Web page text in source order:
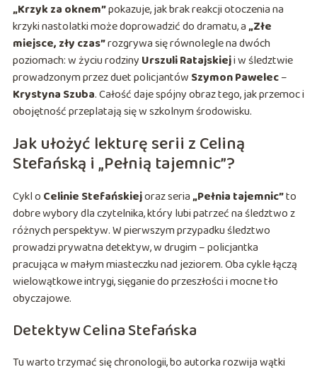
„Krzyk za oknem”pokazuje, jak brak reakcji otoczenia na
krzyki nastolatki może doprowadzić do dramatu, a„Złe
miejsce, zły czas”rozgrywa się równolegle na dwóch
poziomach: w życiu rodziny Urszuli Ratajskieji w śledztwie
prowadzonym przez duet policjantów Szymon Pawelec–
Krystyna Szuba. Całość daje spójny obraz tego, jak przemoc i
obojętność przeplatają się w szkolnym środowisku.
Jak ułożyć lekturę serii z Celiną
Stefańską i „Pełnią tajemnic”?
Cykl o Celinie Stefańskiejoraz seria„Pełnia tajemnic”to
dobre wybory dla czytelnika, który lubi patrzeć na śledztwo z
różnych perspektyw. W pierwszym przypadku śledztwo
prowadzi prywatna detektyw, w drugim – policjantka
pracująca w małym miasteczku nad jeziorem. Oba cykle łączą
wielowątkowe intrygi, sięganie do przeszłości i mocne tło
obyczajowe.
Detektyw Celina Stefańska
Tu warto trzymać się chronologii, bo autorka rozwija wątki